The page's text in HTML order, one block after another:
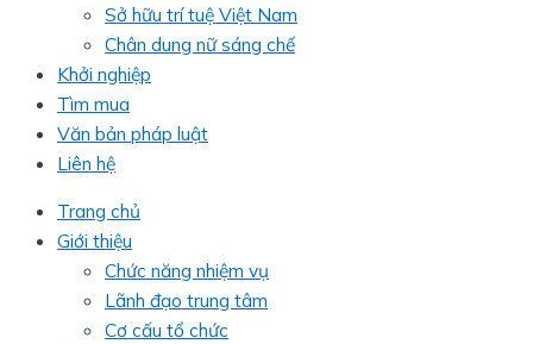
Sở hữu trí tuệ Việt Nam
Chân dung nữ sáng chế
Khởi nghiệp
Tìm mua
Văn bản pháp luật
Liên hệ
Trang chủ
Giới thiệu
Chức năng nhiệm vụ
Lãnh đạo trung tâm
Cơ cấu tổ chức